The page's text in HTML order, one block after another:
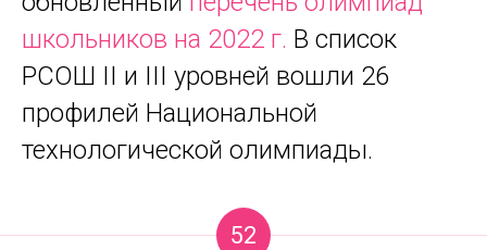
школьников на 2022 г. В список
РСОШ II и III уровней вошли 26
профилей Национальной
технологической олимпиады.
52